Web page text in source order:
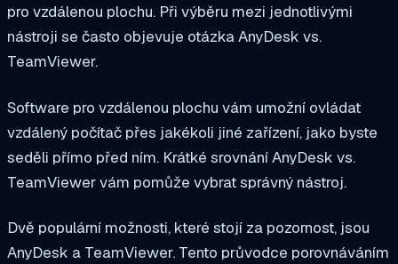
pro vzdálenou plochu. Při výběru mezi jednotlivými
nástroji se často objevuje otázka AnyDesk vs.
TeamViewer.
Software pro vzdálenou plochu vám umožní ovládat
vzdálený počítač přes jakékoli jiné zařízení, jako byste
seděli přímo před ním. Krátké srovnání AnyDesk vs.
TeamViewer vám pomůže vybrat správný nástroj.
Dvě populární možnosti, které stojí za pozornost, jsou
AnyDesk a TeamViewer. Tento průvodce porovnáváním